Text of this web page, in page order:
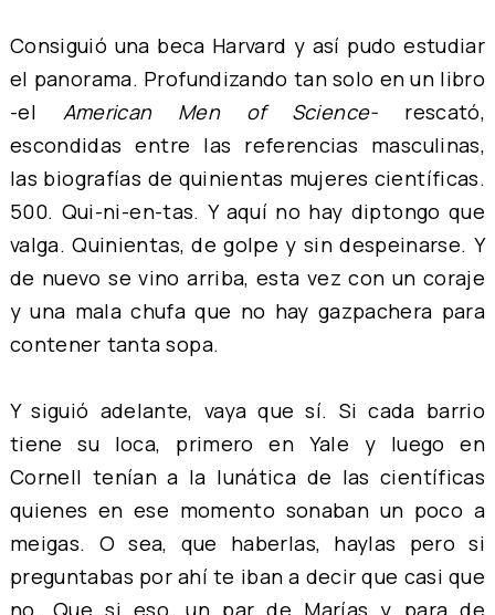
Consiguió una beca Harvard y así pudo estudiar
el panorama. Profundizando tan solo en un libro
-el American Men of Science- rescató,
escondidas entre las referencias masculinas,
las biografías de quinientas mujeres científicas.
500. Qui-ni-en-tas. Y aquí no hay diptongo que
valga. Quinientas, de golpe y sin despeinarse. Y
de nuevo se vino arriba, esta vez con un coraje
y una mala chufa que no hay gazpachera para
contener tanta sopa.
Y siguió adelante, vaya que sí. Si cada barrio
tiene su loca, primero en Yale y luego en
Cornell tenían a la lunática de las científicas
quienes en ese momento sonaban un poco a
meigas. O sea, que haberlas, haylas pero si
preguntabas por ahí te iban a decir que casi que
no. Que si eso, un par de Marías y para de